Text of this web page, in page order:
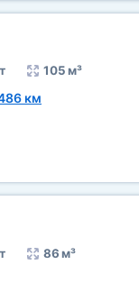
105 м³
км
86 м³